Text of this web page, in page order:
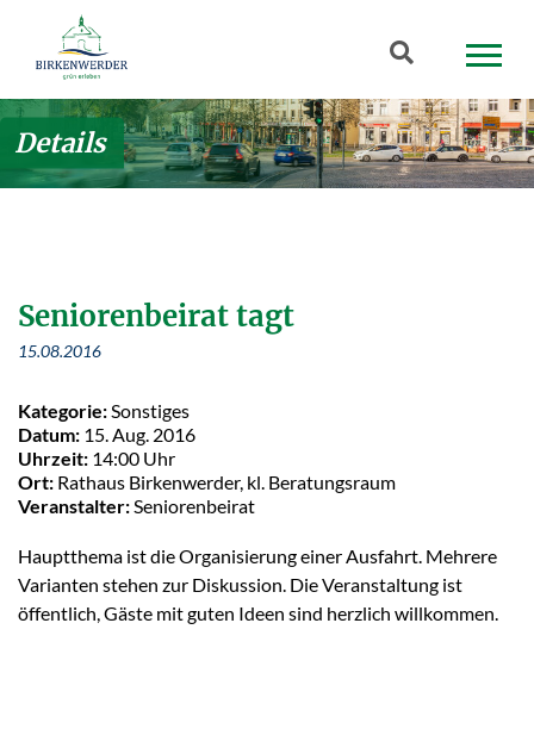
Zum Hauptinhalt springen
Suchbegriff
Details
Seniorenbeirat tagt
15.08.2016
Kategorie: Sonstiges
Datum: 15. Aug. 2016
Uhrzeit: 14:00 Uhr
Ort: Rathaus Birkenwerder, kl. Beratungsraum
Veranstalter: Seniorenbeirat
Hauptthema ist die Organisierung einer Ausfahrt. Mehrere
Varianten stehen zur Diskussion. Die Veranstaltung ist
öffentlich, Gäste mit guten Ideen sind herzlich willkommen.